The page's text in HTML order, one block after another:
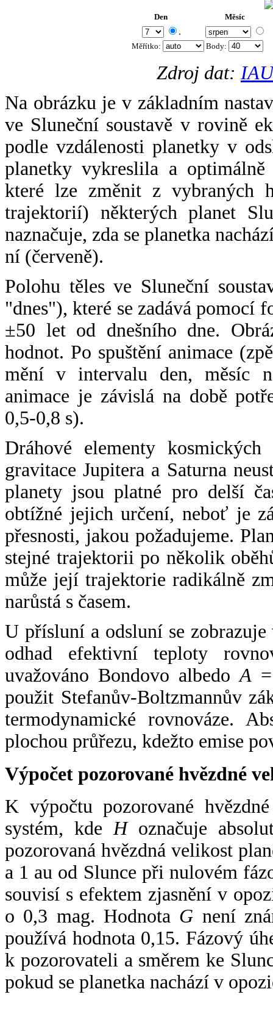
Den Měsíc
.
Měřítko: Body:
Zdroj dat:
Na obrázku je v základním
ve Sluneční soustavě v rovině
podle vzdálenosti planetky v
planetky vykreslila a
které lze změnit z vybraných
trajektorií) některých planet
naznačuje, zda se planetka
ní (červeně).
Polohu těles ve Sluneční
"dnes"), které se zadává pomocí
±50 let od dnešního dne.
hodnot. Po spuštění animace
mění v intervalu den, měsíc
animace je závislá na době
0,5-0,8 s).
Dráhové elementy
gravitace Jupitera a Saturna
planety jsou platné pro delší
obtížné jejich určení, neboť je
přesnosti, jakou požadujeme.
stejné trajektorii po několik
může její trajektorie radikálně
narůstá s časem.
U přísluní a odsluní se
odhad efektivní teploty
uvažováno Bondovo albedoA
použit Stefanův-Boltzmannův
termodynamické rovnováze.
plochou průřezu, kdežto emise
Výpočet pozorované hvězdné
K výpočtu pozorované
systém, kde Hoznačuje
pozorovaná hvězdná velikost
a 1 au od Slunce při nulovém
souvisí s efektem zjasnění v
o 0,3 mag. Hodnota G není
používá hodnota 0,15. Fázový
k pozorovateli a směrem ke
pokud se planetka nachází v